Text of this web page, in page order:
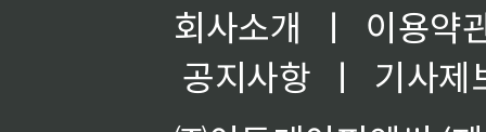
회사소개 ㅣ
이용약
공지사항
ㅣ
기사제